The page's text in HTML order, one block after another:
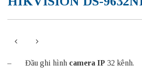
– Đầu ghi hình camera IP 32 kênh.